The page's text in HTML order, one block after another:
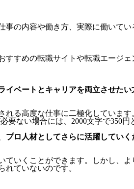
の内容や働き方、実際に働いてい
すめの転職サイトや転職エージェ
イベートとキャリアを両立させた
る高度な仕事に二極化していま
ない場合には、2000文字で350円
プロ人材としてさらに活躍してい
いくことができます。しかし、
ていないのです。